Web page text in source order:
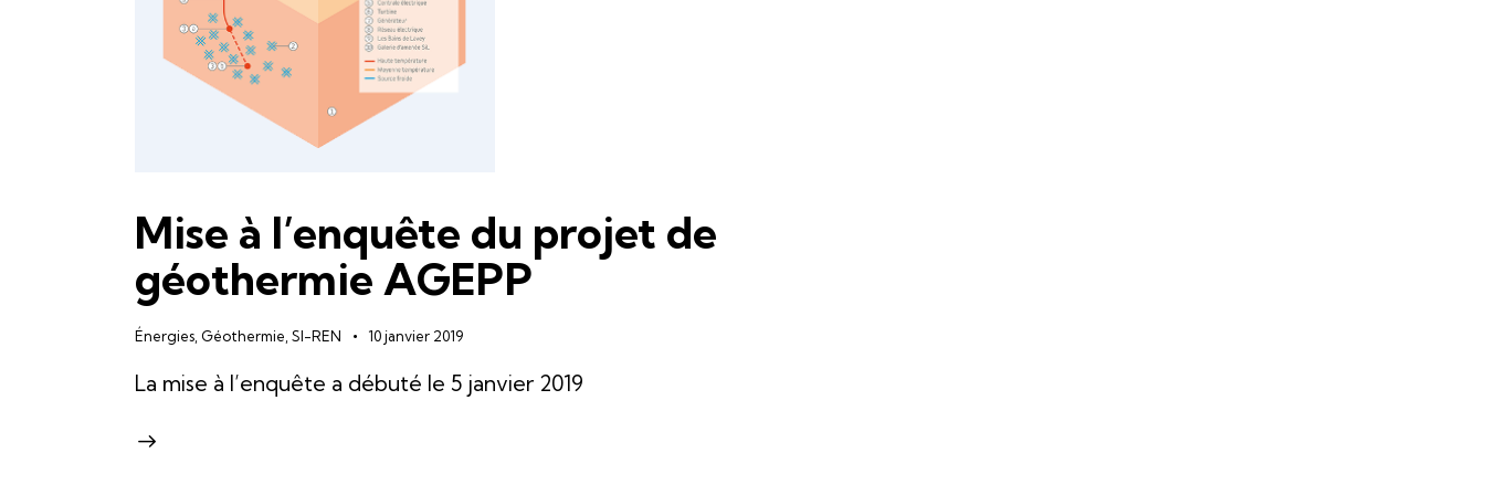
Mise à l’enquête du projet de
géothermie AGEPP
Énergies Géothermie SI-REN 10 janvier 2019
La mise à l’enquête a débuté le 5 janvier 2019